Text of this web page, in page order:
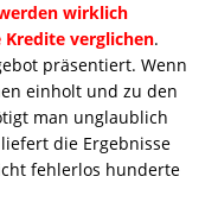
wirklich
Kredite verglichen.
präsentiert. Wenn
einholt und zu den
man unglaublich
liefert die Ergebnisse
fehlerlos hunderte